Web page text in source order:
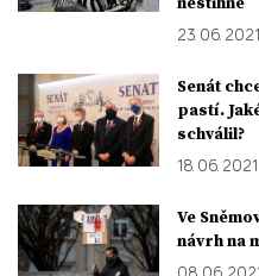
23. 06. 2021
Senát
pastí.
schválil?
18. 06. 2021
Ve
návrh na